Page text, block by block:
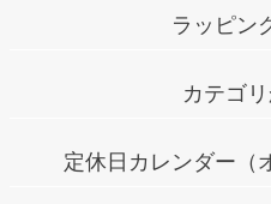
ラッピン
カテゴ
定休日カレンダー（